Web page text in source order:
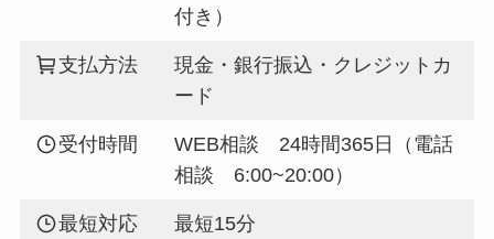
付き）
支払方法
現金・銀行振込・クレジットカ
ード
受付時間
WEB相談 24時間365日（電話
相談 6:00~20:00）
最短対応
最短15分